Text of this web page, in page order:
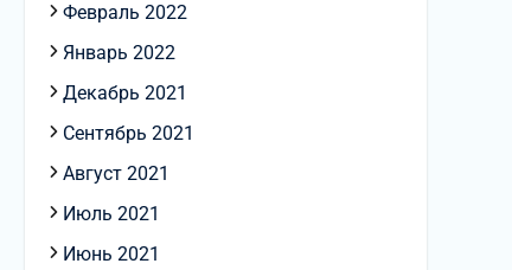
Февраль 2022
Январь 2022
Декабрь 2021
Сентябрь 2021
Август 2021
Июль 2021
Июнь 2021